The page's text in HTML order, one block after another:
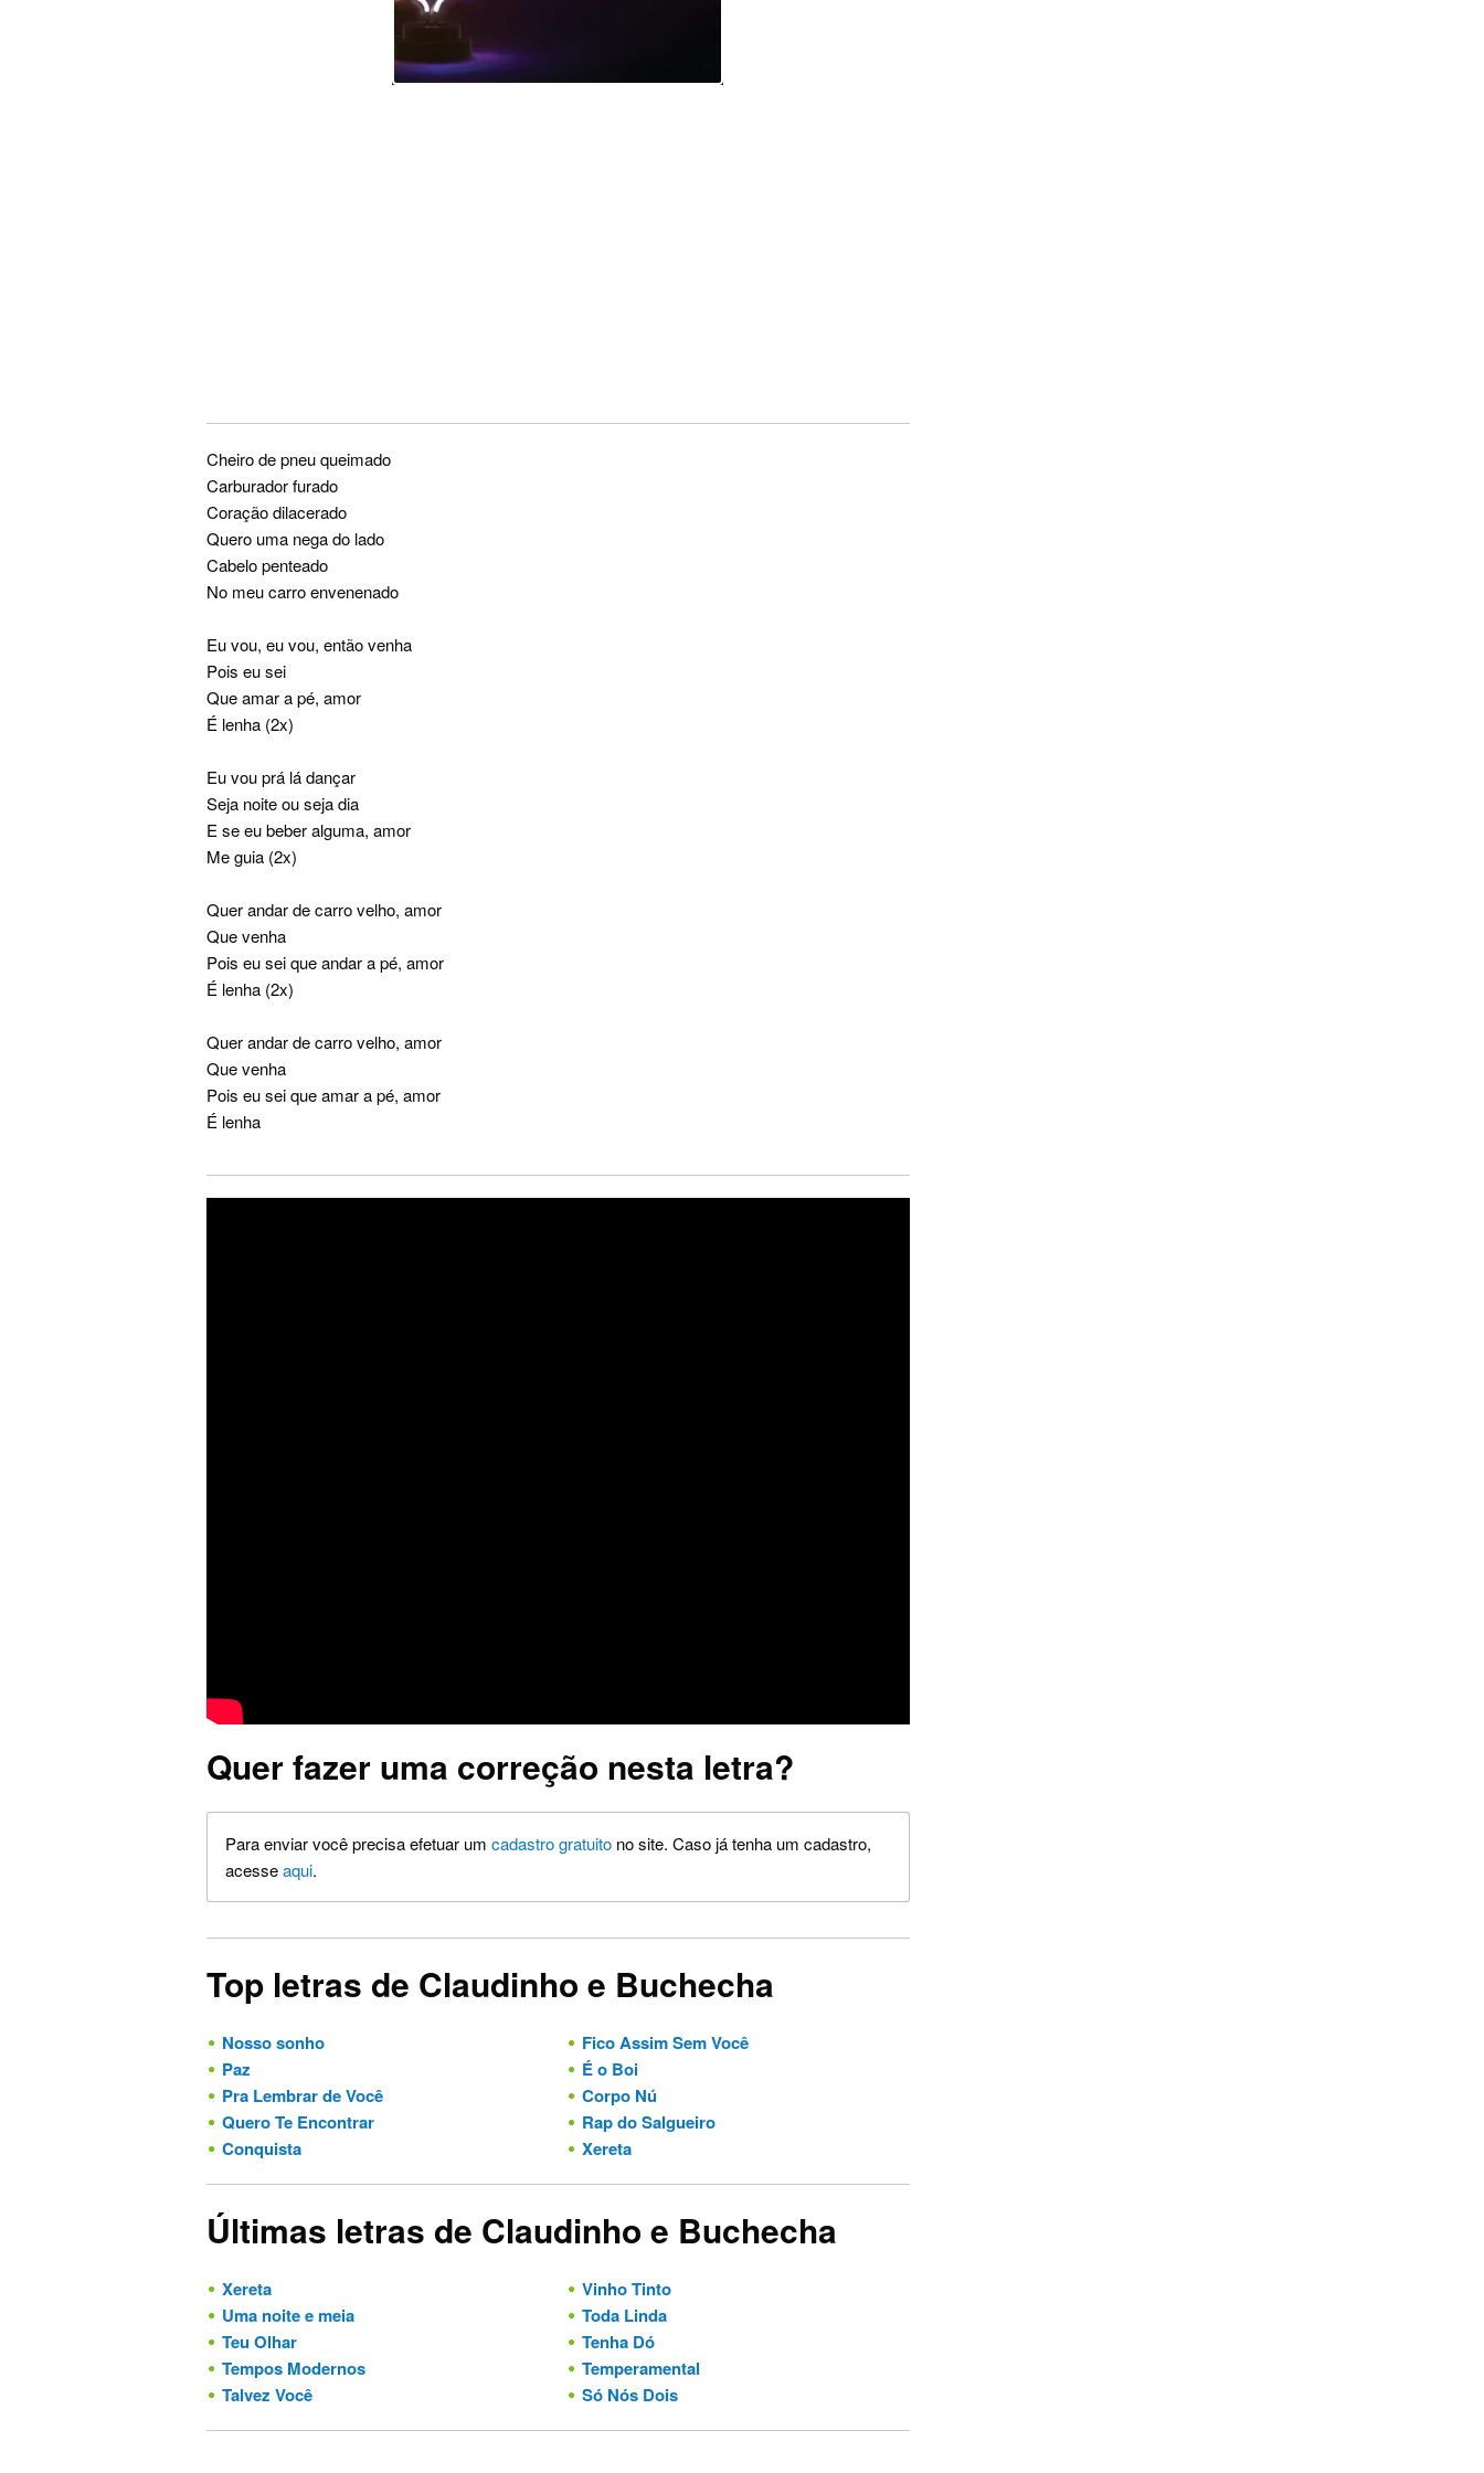
Cheiro de pneu queimado
Carburador furado
Coração dilacerado
Quero uma nega do lado
Cabelo penteado
No meu carro envenenado
Eu vou, eu vou, então venha
Pois eu sei
Que amar a pé, amor
É lenha (2x)
Eu vou prá lá dançar
Seja noite ou seja dia
E se eu beber alguma, amor
Me guia (2x)
Quer andar de carro velho, amor
Que venha
Pois eu sei que andar a pé, amor
É lenha (2x)
Quer andar de carro velho, amor
Que venha
Pois eu sei que amar a pé, amor
É lenha
Quer fazer uma correção nesta letra?
Para enviar você precisa efetuar um cadastro gratuito no site. Caso já tenha um cadastro,
acesseaqui.
Top letras de Claudinho e Buchecha
Nosso sonho
Fico Assim Sem Você
Paz
É o Boi
Pra Lembrar de Você
Corpo Nú
Quero Te Encontrar
Rap do Salgueiro
Conquista
Xereta
Últimas letras de Claudinho e Buchecha
Xereta
Vinho Tinto
Uma noite e meia
Toda Linda
Teu Olhar
Tenha Dó
Tempos Modernos
Temperamental
Talvez Você
Só Nós Dois